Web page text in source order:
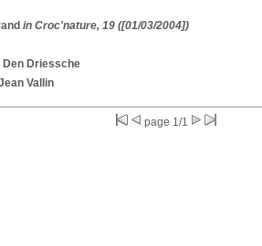
in Croc'nature, 19 ([01/03/2004])
Driessche
Vallin
page 1/1